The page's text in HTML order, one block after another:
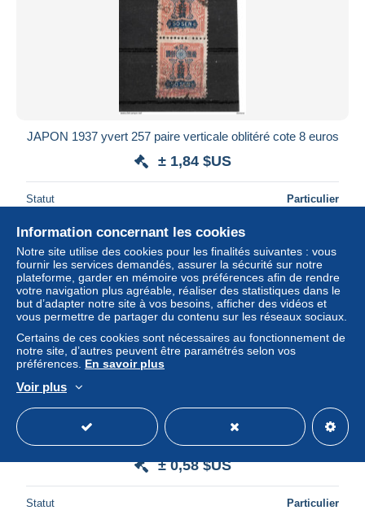
JAPON 1937 yvert 257 paire verticale oblitéré cote 8 euros
± 1,84 $US
Statut Particulier
JAPON 1929 yvert 202 + 204-206 oblitéré cote : 4.20
euros
± 0,58 $US
Statut Particulier
Information concernant les cookies
Notre site utilise des cookies pour les finalités suivantes : vous
fournir les services demandés, assurer la sécurité sur notre
plateforme, garder en mémoire vos préférences afin de rendre
votre navigation plus agréable, réaliser des statistiques dans le
but d’adapter notre site à vos besoins, afficher des vidéos et
vous permettre de partager du contenu sur les réseaux sociaux.
Certains de ces cookies sont nécessaires au fonctionnement de
notre site, d’autres peuvent être paramétrés selon vos
préférences. En savoir plus
Voir plus